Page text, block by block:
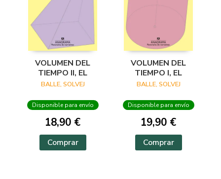
VOLUMEN DEL
TIEMPO II, EL
BALLE, SOLVEJ
Disponible para envío
18,90 €
Comprar
VOLUMEN DEL
TIEMPO I, EL
BALLE, SOLVEJ
Disponible para envío
19,90 €
Comprar